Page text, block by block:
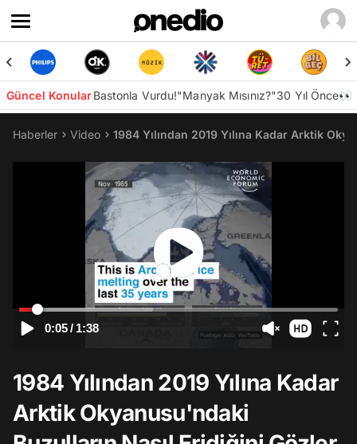
Güncel KonularBastonla Vurdu!"Manyak Mısınız?"30 Yıl Önce👀
Haberler Video 1984 Yılından 2019 Yılına Kadar Arktik
0:05/ 1:38
1984 Yılından 2019 Yılına Kadar
Arktik Okyanusu'ndaki